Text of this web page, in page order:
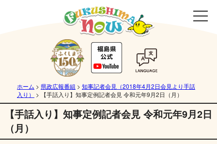
ホーム > 県政広報番組 > 知事記者会見（2018年4月2日会見より手話
入り）
> 【手話入り】知事定例記者会見 令和元年9月2日（月）
【手話入り】知事定例記者会見 令和元年9月2日
（月）